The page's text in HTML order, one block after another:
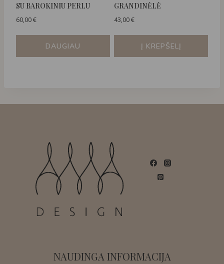
SU BAROKINIU PERLU
60,00€
DAUGIAU
GRANDINĖLĖ
43,00€
Į KREPŠELĮ
NAUDINGA INFORMACIJA